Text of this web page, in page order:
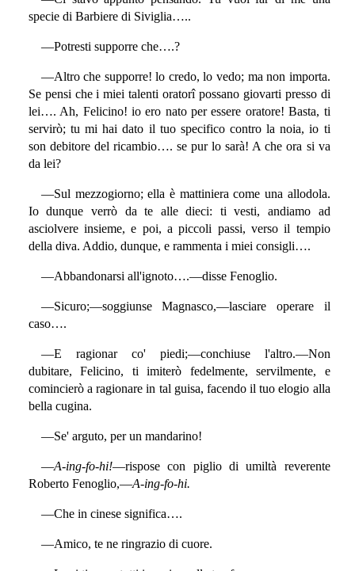
specie di Barbiere di Siviglia…..
—Potresti supporre che….?
—Altro che supporre! lo credo, lo vedo; ma non importa.
Se pensi che i miei talenti oratorî possano giovarti presso di
lei…. Ah, Felicino! io ero nato per essere oratore! Basta, ti
servirò; tu mi hai dato il tuo specifico contro la noia, io ti
son debitore del ricambio…. se pur lo sarà! A che ora si va
da lei?
—Sul mezzogiorno; ella è mattiniera come una allodola.
Io dunque verrò da te alle dieci: ti vesti, andiamo ad
asciolvere insieme, e poi, a piccoli passi, verso il tempio
della diva. Addio, dunque, e rammenta i miei consigli….
—Abbandonarsi all'ignoto….—disse Fenoglio.
—Sicuro;—soggiunse Magnasco,—lasciare operare il
caso….
—E ragionar co' piedi;—conchiuse l'altro.—Non
dubitare, Felicino, ti imiterò fedelmente, servilmente, e
comincierò a ragionare in tal guisa, facendo il tuo elogio alla
bella cugina.
—Se' arguto, per un mandarino!
—A-ing-fo-hi!—rispose con piglio di umiltà reverente
Roberto Fenoglio,—A-ing-fo-hi.
—Che in cinese significa….
—Amico, te ne ringrazio di cuore.